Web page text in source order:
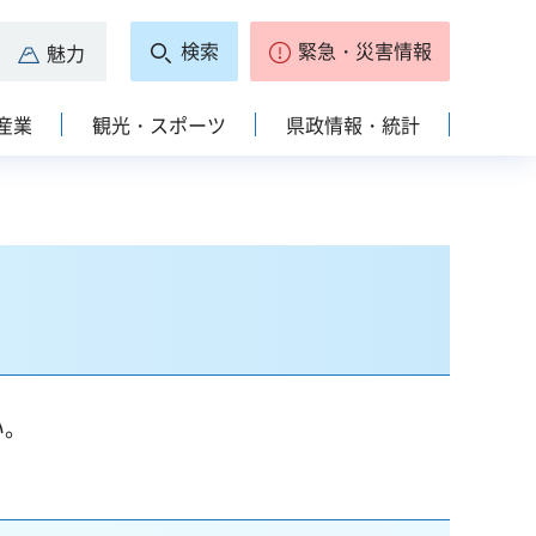
魅力 検索 緊急・災害情報
業 観光・スポーツ 県政情報・統計